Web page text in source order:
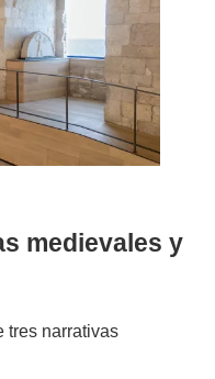
medievales y
tres narrativas